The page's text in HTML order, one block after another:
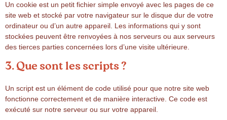
Un cookie est un petit fichier simple envoyé avec les pages de ce
site web et stocké par votre navigateur sur le disque dur de votre
ordinateur ou d’un autre appareil. Les informations qui y sont
stockées peuvent être renvoyées à nos serveurs ou aux serveurs
des tierces parties concernées lors d’une visite ultérieure.
3. Que sont les scripts ?
Un script est un élément de code utilisé pour que notre site web
fonctionne correctement et de manière interactive. Ce code est
exécuté sur notre serveur ou sur votre appareil.